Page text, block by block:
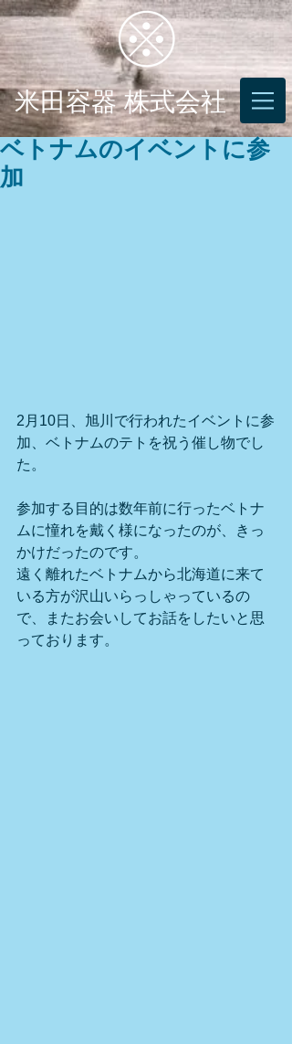
米田容器 株式会社
ベトナムのイベントに参
加
2月10日、旭川で行われたイベントに参
加、ベトナムのテトを祝う催し物でし
た。
参加する目的は数年前に行ったベトナ
ムに憧れを戴く様になったのが、きっ
かけだったのです。
遠く離れたベトナムから北海道に来て
いる方が沢山いらっしゃっているの
で、またお会いしてお話をしたいと思
っております。